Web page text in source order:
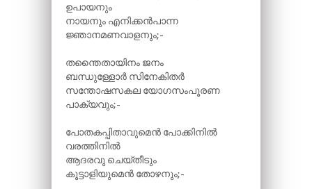
ഉപായനും
നായനും എനിക്കൻപാന്ന
ജ്ഞാനമണവാളനും;-
തന്തൈതായിനം ജനം
ബന്ധുള്ളോർ സിനേകിതർ
സന്തോഷസകല യോഗസംപൂരണ
പാക്യവും;-
പോതകപ്പിതാവുമെൻ പോക്കിനിൽ
വരത്തിനിൽ
ആദരവു ചെയ്തീടും
കൂട്ടാളിയുമെൻ തോഴനും;-